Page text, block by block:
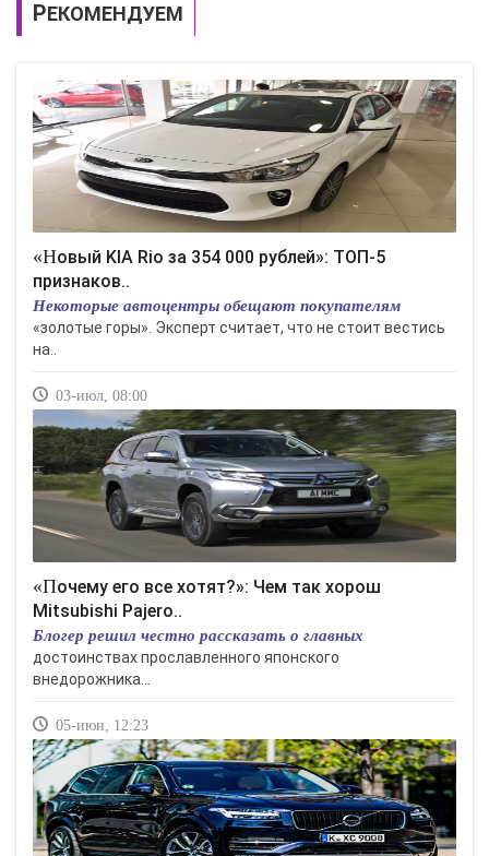
РЕКОМЕНДУЕМ
«Новый KIA Rio за 354 000 рублей»: ТОП-5
признаков..
Некоторые автоцентры обещают покупателям
«золотые горы». Эксперт считает, что не стоит вестись
на..
03-июл, 08:00
«Почему его все хотят?»: Чем так хорош
Mitsubishi Pajero..
Блогер решил честно рассказать о главных
достоинствах прославленного японского
внедорожника...
05-июн, 12:23